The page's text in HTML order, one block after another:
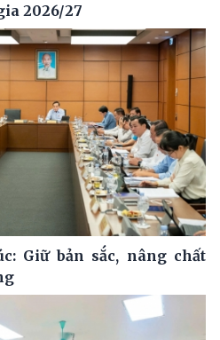
2026/27
Giữ bản sắc, nâng chất